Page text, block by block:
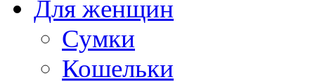
Для женщин
Сумки
Кошельки